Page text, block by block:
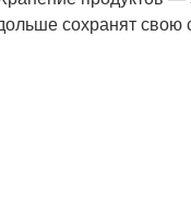
сохранят свою